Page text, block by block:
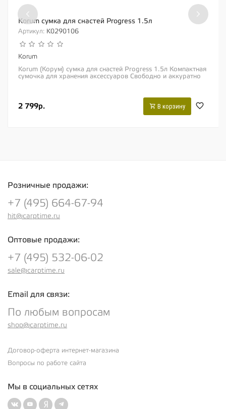
Korum сумка для снастей Progress 1.5л
Артикул: K0290106
Korum
Korum (Корум) сумка для снастей Progress 1.5л Компактная
сумочка для хранения аксессуаров Свободно и аккуратно
2 799р. В корзину
‹ ›
Розничные продажи:
+7 (495) 664-67-94
hit@carptime.ru
Оптовые продажи:
+7 (495) 532-06-02
sale@carptime.ru
Email для связи:
По любым вопросам
shop@carptime.ru
Договор-оферта интернет-магазина
Вопросы по работе сайта
Мы в социальных сетях